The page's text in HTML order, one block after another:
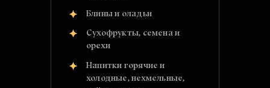
Блины и оладьи
Сухофрукты, семена и
орехи
Напитки горячие и
холодные, нехмельные,